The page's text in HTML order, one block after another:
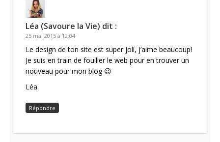
Léa (Savoure la Vie) dit :
25 mai 2015 à 12:04
Le design de ton site est super joli, j’aime beaucoup!
Je suis en train de fouiller le web pour en trouver un
nouveau pour mon blog 😉
Léa
Répondre